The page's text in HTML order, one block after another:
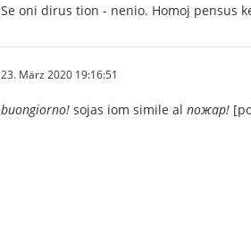
Se oni dirus tion - nenio. Homoj pensus
23. März 2020 19:16:51
buongiorno! sojas iom simile al пожар!